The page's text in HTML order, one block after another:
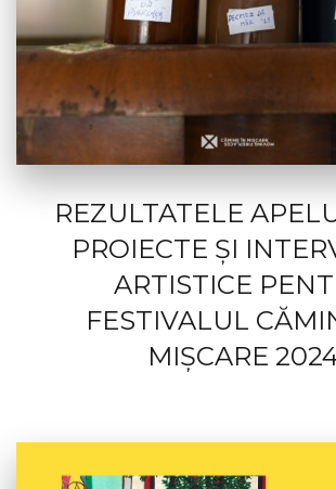
REZULTATELE
PROIECTE ȘI
ARTISTICE
FESTIVALUL
MIȘCARE